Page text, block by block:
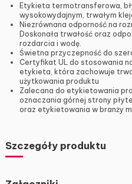
Etykieta termotransferowa,
wysokowydajnym, trwałym
Niezrównana odporność na
Doskonała trwałość oraz
rozdarcia i wodę.
Świetna przyczepność do
Certyfikat UL do stosowania
etykieta, która zachowuje
użytkowania produktu
Zalecana do etykietowania
oznaczania górnej strony
oraz etykietowania w branży
Szczegóły produktu